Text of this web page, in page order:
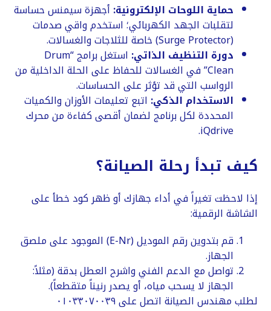
حماية اللوحات الإلكترونية: أجهزة سيمنس حساسة
لتقلبات الجهد الكهربائي؛ استخدم واقي صدمات
(Surge Protector) خاصة للثلاجات والغسالات.
دورة التنظيف الذاتي:
استغل برامج “Drum
Clean” في الغسالات للحفاظ على الحلة الداخلية من
الرواسب التي قد تؤثر على الحساسات.
الاستخدام الذكي: اتبع تعليمات الأوزان والكميات
المحددة لكل برنامج لضمان أقصى كفاءة من محرك
iQdrive.
​كيف تبدأ رحلة الصيانة؟
​إذا لاحظت تغيراً في أداء جهازك أو ظهر كود خطأ على
الشاشة الرقمية:
​قم بتدوين رقم الموديل (E-Nr) الموجود على ملصق
الجهاز.
​تواصل مع الدعم الفني واشرح العطل بدقة (مثلاً:
الجهاز لا يسحب مياه، أو يصدر رنيناً متقطعاً).
لطلب مهندس الصيانة اتصل على ٠١٠٣٣٠٧٠٠٣٩